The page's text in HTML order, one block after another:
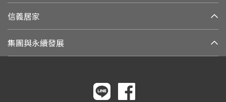
信義居家
集團與永續發展